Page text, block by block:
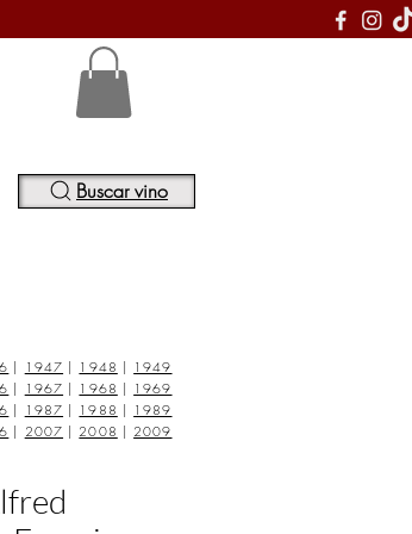
Buscar vino
| 1947 | 1948 | 1949
| 1967 | 1968 | 1969
| 1987 | 1988 | 1989
| 2007 | 2008 | 2009